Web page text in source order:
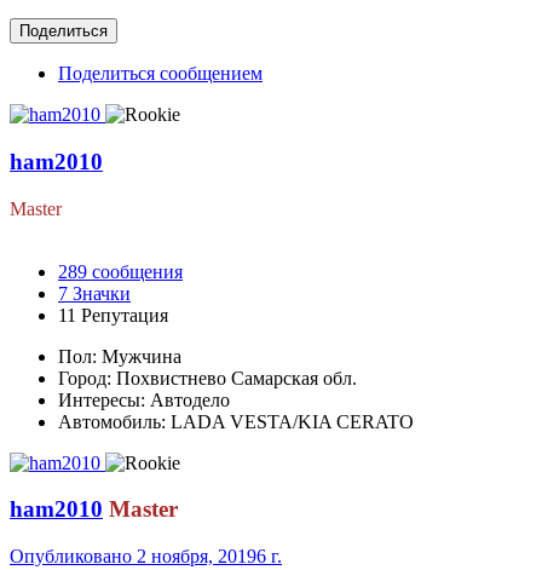
Поделиться
Поделиться сообщением
ham2010
Master
289 сообщения
7 Значки
11 Репутация
Пол: Мужчина
Город: Похвистнево Самарская обл.
Интересы: Автодело
Автомобиль: LADA VESTA/KIA CERATO
ham2010 Master
Опубликовано 2 ноября, 20196 г.